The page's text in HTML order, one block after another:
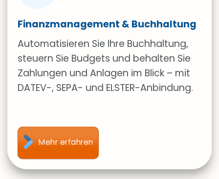
Finanzmanagement & Buchhaltung
Automatisieren Sie Ihre Buchhaltung,
steuern Sie Budgets und behalten Sie
Zahlungen und Anlagen im Blick – mit
DATEV-, SEPA- und ELSTER-Anbindung.
Mehr erfahren